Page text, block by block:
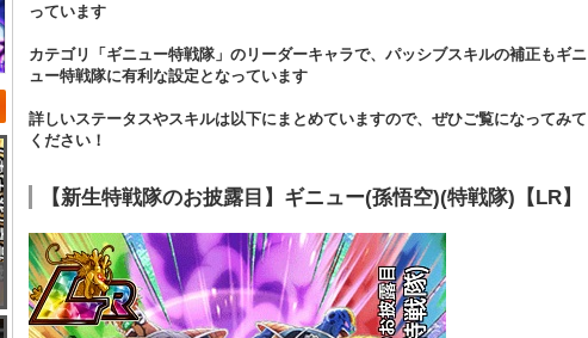
っています
カテゴリ「ギニュー特戦隊」のリーダーキャラで、パッシブスキルの補正もギニ
ュー特戦隊に有利な設定となっています
詳しいステータスやスキルは以下にまとめていますので、ぜひご覧になってみて
ください！
【新生特戦隊のお披露目】ギニュー(孫悟空)(特戦隊)【LR】